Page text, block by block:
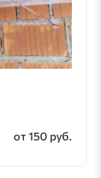
от 150 руб.